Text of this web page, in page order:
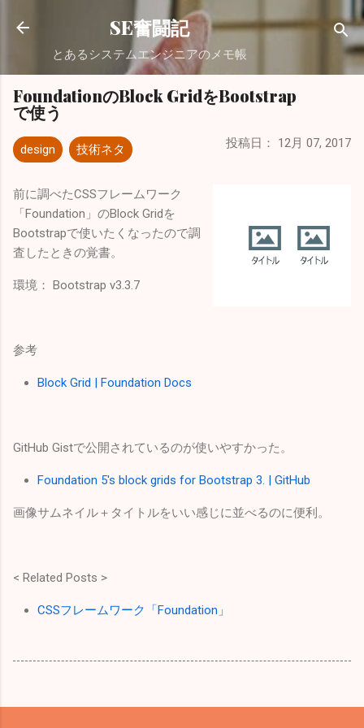
スキップしてメイン コンテンツに移動
SE奮闘記
とあるシステムエンジニアのメモ帳
FoundationのBlock GridをBootstrap
で使う
design 技術ネタ 投稿日： 12月 07, 2017
前に調べたCSSフレームワーク
「Foundation」のBlock Gridを
Bootstrapで使いたくなったので調
査したときの覚書。
環境： Bootstrap v3.3.7
参考
Block Grid | Foundation Docs
GitHub Gistで公開されているのが使いやすかった。
Foundation 5's block grids for Bootstrap 3. | GitHub
画像サムネイル＋タイトルをいい感じに並べるのに便利。
< Related Posts >
CSSフレームワーク「Foundation」